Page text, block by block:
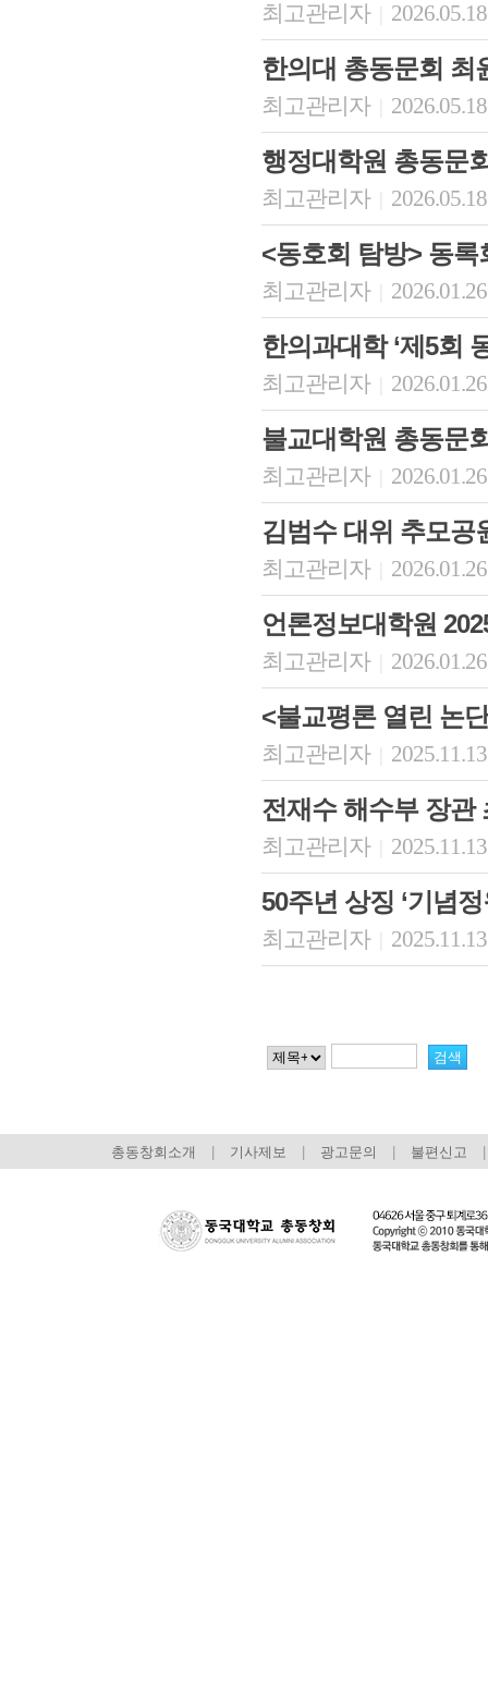
최고관리자
한의대 총동문회 최
최고관리자
행정대학원 총동문
최고관리자
<동호회 탐방> 동록
최고관리자
한의과대학 ‘제5회
최고관리자
불교대학원 총동문
최고관리자
김범수 대위 추모공
최고관리자
언론정보대학원
최고관리자
<불교평론 열린 논
최고관리자
전재수 해수부 장관
최고관리자
50주년 상징 ‘기념
최고관리자
총동창회소개 기사제보 광고문의 불편신고